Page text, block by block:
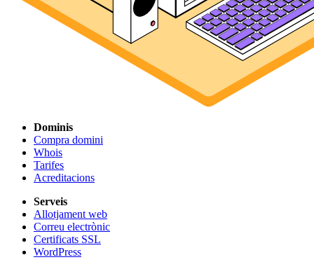
Dominis
Compra domini
Whois
Tarifes
Acreditacions
Serveis
Allotjament web
Correu electrònic
Certificats SSL
WordPress